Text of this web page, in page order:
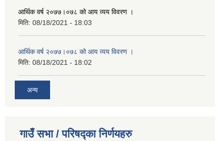
आर्थिक वर्ष २०७७।०७८ को आय व्यय विवरण ।
मिति: 08/18/2021 - 18:03
आर्थिक वर्ष २०७७।०७८ को आय व्यय विवरण ।
मिति: 08/18/2021 - 18:02
अन्य
गाउँ सभा / परिषद्का निर्णयहरु